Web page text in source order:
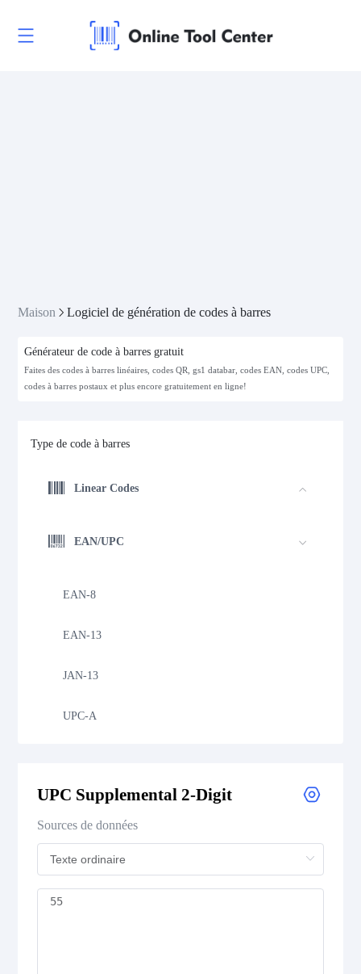
Maison Logiciel de génération de codes à barres
Générateur de code à barres gratuit
Faites des codes à barres linéaires, codes QR, gs1 databar, codes EAN, codes UPC,
codes à barres postaux et plus encore gratuitement en ligne!
Type de code à barres
Linear Codes
EAN/UPC
EAN-8
EAN-13
JAN-13
UPC-A
UPC Supplemental 2-Digit
UPC Supplemental 2-Digit
Sources de données